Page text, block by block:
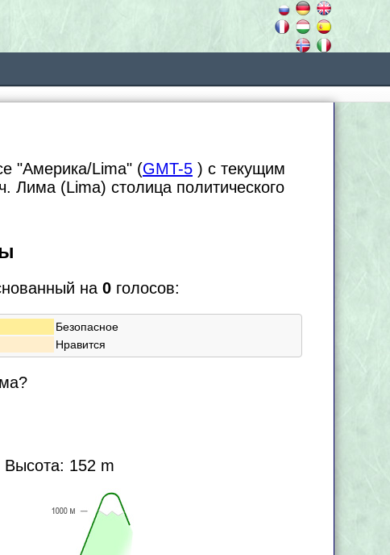
"Америка/Lima" (GMT-5 ) с текущим
Лима (Lima) столица политического
на0 голосов:
Безопасное
Нравится
Высота: 152 m